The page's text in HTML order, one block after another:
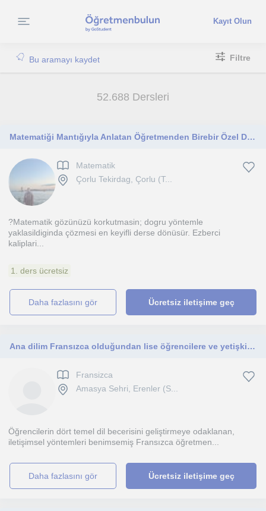
Kayıt Olun
Bu aramayı kaydet Filtre
52.688 Dersleri
Matematiği Mantığıyla Anlatan Öğretmenden Birebir Özel Ders
Matematik
Çorlu Tekirdag, Çorlu (T...
?Matematik gözünüzü korkutmasin; dogru yöntemle
yaklasildiginda çözmesi en keyifli derse dönüsür. Ezberci
kaliplari...
1. ders ücretsiz
daha fazlasını gör Ücretsiz iletişime geç
Ana dilim Fransızca olduğundan lise öğrencilere ve yetişkinlere Fransızca dersi verebilirim.
Fransizca
Amasya Sehri, Erenler (S...
Öğrencilerin dört temel dil becerisini geliştirmeye odaklanan,
iletişimsel yöntemleri benimsemiş Fransızca öğretmen...
daha fazlasını gör Ücretsiz iletişime geç